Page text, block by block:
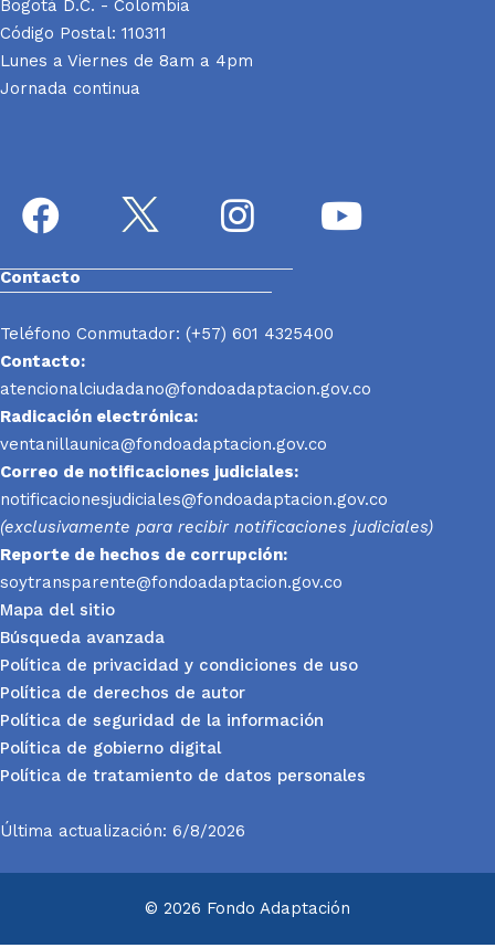
Bogotá D.C. - Colombia
Código Postal: 110311
Lunes a Viernes de 8am a 4pm
Jornada continua
Contacto
Teléfono Conmutador: (+57) 601 4325400
Contacto:
atencionalciudadano@fondoadaptacion.gov.co
Radicación electrónica:
ventanillaunica@fondoadaptacion.gov.co
Correo de notificaciones judiciales:
notificacionesjudiciales@fondoadaptacion.gov.co
(exclusivamente para recibir notificaciones judiciales)
Reporte de hechos de corrupción:
soytransparente@fondoadaptacion.gov.co
Mapa del sitio
Búsqueda avanzada
Política de privacidad y condiciones de uso
Política de derechos de autor
Política de seguridad de la información
Política de gobierno digital
Política de tratamiento de datos personales
Última actualización: 6/8/2026
© 2026 Fondo Adaptación